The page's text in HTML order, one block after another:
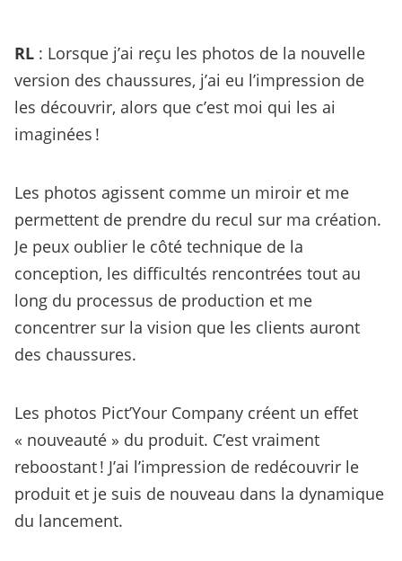
RL : Lorsque j’ai reçu les photos de la nouvelle
version des chaussures, j’ai eu l’impression de
les découvrir, alors que c’est moi qui les ai
imaginées !
Les photos agissent comme un miroir et me
permettent de prendre du recul sur ma création.
Je peux oublier le côté technique de la
conception, les difficultés rencontrées tout au
long du processus de production et me
concentrer sur la vision que les clients auront
des chaussures.
Les photos Pict’Your Company créent un effet
« nouveauté » du produit. C’est vraiment
reboostant ! J’ai l’impression de redécouvrir le
produit et je suis de nouveau dans la dynamique
du lancement.